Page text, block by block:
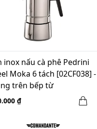
inox nấu cà phê Pedrini
Moka 6 tách [02CF038] -
trên bếp từ
₫